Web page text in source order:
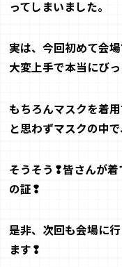
ってしまいました。
実は、今回初めて会
大変上手で本当にびっ
もちろんマスクを着
と思わずマスクの中
そうそう❢皆さんが
の証❢
是非、次回も会場に
ます❢